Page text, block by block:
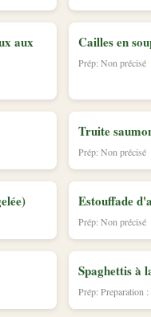
aux
Cailles en
Prép: Non précisé
Truite
Prép: Non précisé
Estouffade
Prép: Non précisé
Spaghettis à
Prép: Preparation :